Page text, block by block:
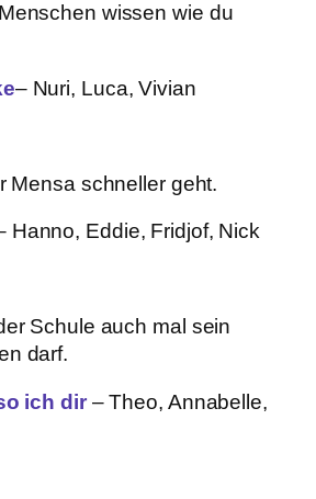
wissen wie du
– Nuri, Luca, Vivian
Mensa schneller geht.
Hanno, Eddie, Fridjof, Nick
Schule auch mal sein
darf.
ich dir – Theo, Annabelle,